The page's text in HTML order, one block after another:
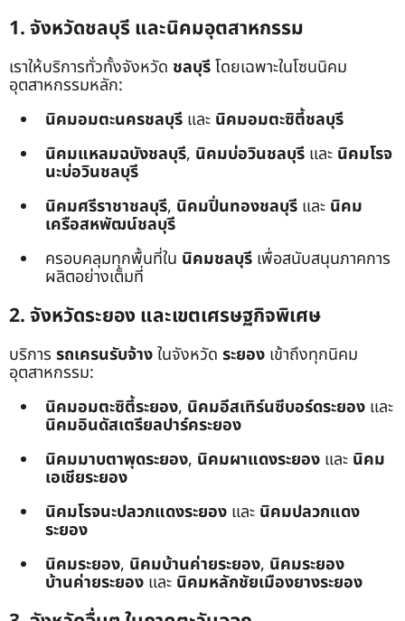
1. จังหวัดชลบุรี และนิคมอุตสาหกรรม
เราให้บริการทั่วทั้งจังหวัด ชลบุรีโดยเฉพาะในโซนนิคม
อุตสาหกรรมหลัก:
นิคมอมตะนครชลบุรี และ นิคมอมตะซิตี้ชลบุรี
นิคมแหลมฉบังชลบุรี, นิคมบ่อวินชลบุรี และ นิคมโรจ
นะบ่อวินชลบุรี
นิคมศรีราชาชลบุรี, นิคมปิ่นทองชลบุรี และ นิคม
เครือสหพัฒน์ชลบุรี
ครอบคลุมทุกพื้นที่ใน นิคมชลบุรี เพื่อสนับสนุนภาคการ
ผลิตอย่างเต็มที่
2. จังหวัดระยอง และเขตเศรษฐกิจพิเศษ
บริการ รถเครนรับจ้างในจังหวัด ระยอง เข้าถึงทุกนิคม
อุตสาหกรรม:
นิคมอมตะซิตี้ระยอง, นิคมอีสเทิร์นซีบอร์ดระยอง และ
นิคมอินดัสเตรียลปาร์คระยอง
นิคมมาบตาพุดระยอง, นิคมผาแดงระยอง และ นิคม
เอเชียระยอง
นิคมโรจนะปลวกแดงระยอง และ นิคมปลวกแดง
ระยอง
นิคมระยอง, นิคมบ้านค่ายระยอง, นิคมระยอง
บ้านค่ายระยอง และ นิคมหลักชัยเมืองยางระยอง